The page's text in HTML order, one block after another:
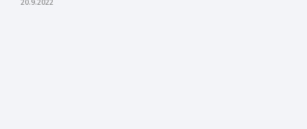
20.9.2022